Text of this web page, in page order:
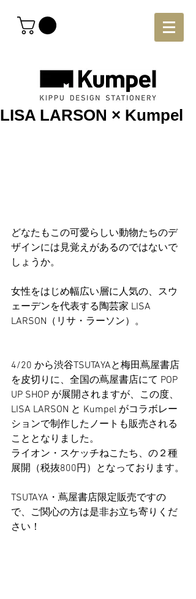
LISA LARSON × Kumpel
どなたもこの可愛らしい動物たちのデ
ザインには見覚えがあるのではないで
しょうか。
女性をはじめ幅広い層に人気の、スウ
ェーデンを代表する陶芸家 LISA
LARSON（リサ・ラーソン）。
4/20 から渋谷TSUTAYAと梅田蔦屋書店
を皮切りに、全国の蔦屋書店にて POP
UP SHOP が展開されますが、この度、
LISA LARSON と Kumpel がコラボレー
ションで制作したノートも販売される
こととなりました。
ライオン・スケッチねこたち、の２種
展開（税抜800円）となっております。
TSUTAYA・蔦屋書店限定販売ですの
で、ご関心の方は是非お立ち寄りくだ
さい！